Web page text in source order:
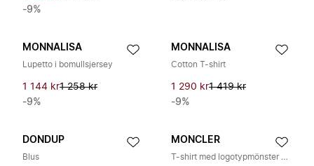
-9%
MONNALISA
Lupetto i bomullsjersey
1 144 kr1 258 kr
-9%
MONNALISA
Cotton T-shirt
1 290 kr1 419 kr
-9%
DONDUP
Blus
MONCLER
T-shirt med logotypmönster överallt